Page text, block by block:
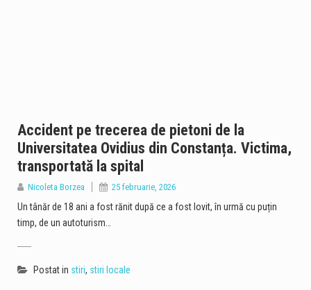
Accident pe trecerea de pietoni de la
Universitatea Ovidius din Constanța. Victima,
transportată la spital
Nicoleta Borzea 25 februarie, 2026
Un tânăr de 18 ani a fost rănit după ce a fost lovit, în urmă cu puțin
timp, de un autoturism…
Postat in stiri, stiri locale